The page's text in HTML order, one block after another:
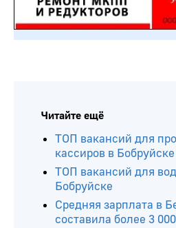
Читайте ещё
ТОП вакансий для
кассиров в Бобруйске
ТОП вакансий для
Бобруйске
Средняя зарплата в
составила более 3